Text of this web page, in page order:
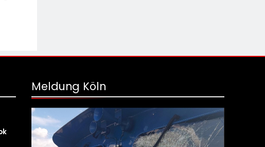
–
Meldung Köln